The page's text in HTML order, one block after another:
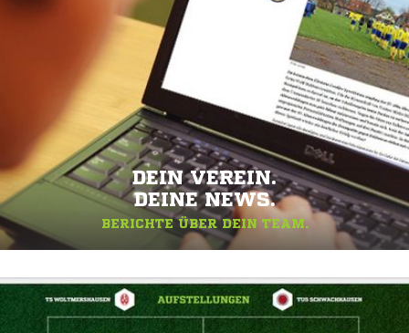
DEIN VEREIN.
DEINE NEWS.
BERICHTE ÜBER DEIN TEAM.